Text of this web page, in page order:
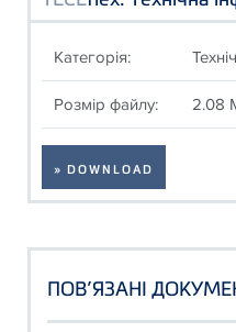
Категорія:
Розмір файлу: 2.08
» DOWNLOAD
ПОВ’ЯЗАНІ